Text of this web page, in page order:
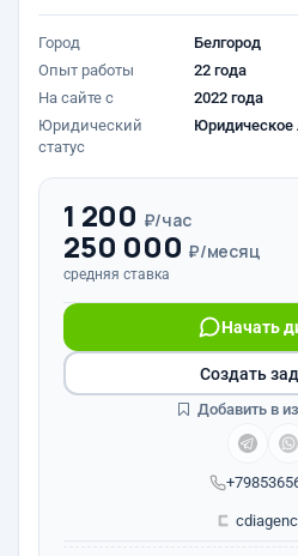
Город
Белгород
Опыт работы
22 года
На сайте с
2022 года
Юридический
статус
Юридическое
1 200 ₽/час
250 000 ₽/месяц
средняя ставка
Начать
Создать
Добавить в